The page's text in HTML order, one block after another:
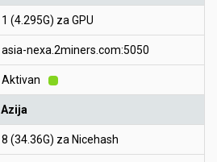
1 (4.295G) za GPU
asia-nexa.2miners.com:5050
Aktivan
Azija
8 (34.36G) za Nicehash